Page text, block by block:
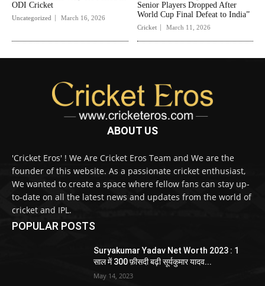
ODI Cricket
Uncategorized March 16, 2026
Senior Players Dropped After
World Cup Final Defeat to India”
Cricket March 11, 2026
ABOUT US
'Cricket Eros' ! We Are Cricket Eros Team and We are the
founder of this website. As a passionate cricket enthusiast,
We wanted to create a space where fellow fans can stay up-
to-date on all the latest news and updates from the world of
cricket and IPL.
POPULAR POSTS
Suryakumar Yadav Net Worth 2023 : 1
साल में 300 फ़ीसदी बढ़ी सूर्यकुमार यादव...
May 14, 2023